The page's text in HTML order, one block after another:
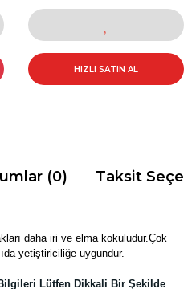
HIZLI SATIN AL
(0) Taksit
daha iri ve elma kokuludur.Çok
yetiştiriciliğe uygundur.
Lütfen Dikkali Bir Şekilde